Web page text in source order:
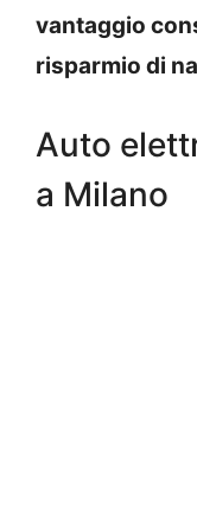
vantaggio
risparmio di
Auto
a Milano